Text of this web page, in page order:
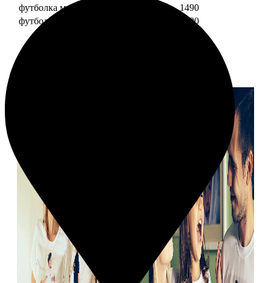
футболка мужская с фото размер XL
1490
футболка мужская с фото размер XXL
1490